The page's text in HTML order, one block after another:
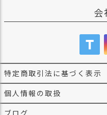
会
特定商取引法に基づく表示
個人情報の取扱
ブログ